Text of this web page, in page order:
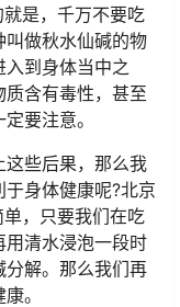
是，千万不要吃
做秋水仙碱的物
入到身体当中之
含有毒性，甚至
要注意。
这些后果，那么我
身体健康呢?北京
，只要我们在吃
用清水浸泡一段时
分解。那么我们再
。